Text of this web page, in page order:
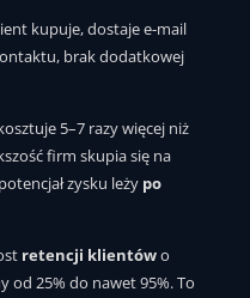
kupuje, dostaje e-mail
brak dodatkowej
5–7 razy więcej niż
firm skupia się na
zysku leży po
retencji klientówo
od 25% do nawet 95%. To